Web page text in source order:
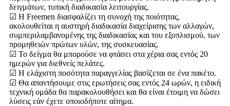
δειγμάτων, τυπική διαδικασία λειτουργίας.
☑ Η Freemen διασφαλίζει τη συνοχή της ποιότητας,
ακολουθείται η αυστηρή διαδικασία διαχείρισης των αλλαγών,
συμπεριλαμβανομένης της διαδικασίας και του εξοπλισμού, των
προμηθειών πρώτων υλών, της συσκευασίας.
☑ Το δείγμα θα μπορούσε να φτάσει στα χέρια σας εντός 20
ημερών για διεθνείς πελάτες.
☑ Η ελάχιστη ποσότητα παραγγελίας βασίζεται σε ένα πακέτο.
☑ Θα απαντήσουμε στις ερωτήσεις σας εντός 24 ωρών, η ειδική
τεχνική ομάδα θα παρακολουθήσει και θα είναι έτοιμη να δώσει
λύσεις εάν έχετε οποιοδήποτε αίτημα.